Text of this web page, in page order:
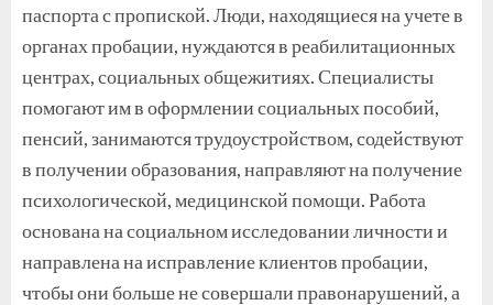
паспорта с пропиской. Люди, находящиеся на учете в
органах пробации, нуждаются в реабилитационных
центрах, социальных общежитиях. Специалисты
помогают им в оформлении социальных пособий,
пенсий, занимаются трудоустройством, содействуют
в получении образования, направляют на получение
психологической, медицинской помощи. Работа
основана на социальном исследовании личности и
направлена на исправление клиентов пробации,
чтобы они больше не совершали правонарушений, а